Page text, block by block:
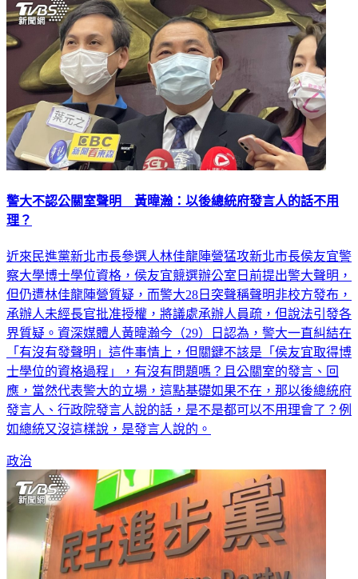
警大不認公關室聲明 黃暐瀚：以後總統府發言人的話不用
理？
近來民進黨新北市長參選人林佳龍陣營猛攻新北市長侯友宜警
察大學博士學位資格，侯友宜競選辦公室日前提出警大聲明，
但仍遭林佳龍陣營質疑，而警大28日突聲稱聲明非校方發布，
承辦人未經長官批准授權，將議處承辦人員疏，但說法引發各
界質疑。資深媒體人黃暐瀚今（29）日認為，警大一直糾結在
「有沒有發聲明」這件事情上，但關鍵不該是「侯友宜取得博
士學位的資格過程」，有沒有問題嗎？且公關室的發言、回
應，當然代表警大的立場，這點基礎如果不在，那以後總統府
發言人、行政院發言人說的話，是不是都可以不用理會了？例
如總統又沒這樣說，是發言人說的。
政治